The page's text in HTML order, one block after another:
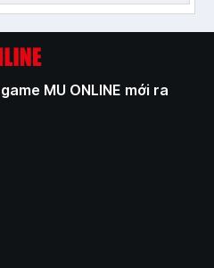
MU ONLINE mới ra